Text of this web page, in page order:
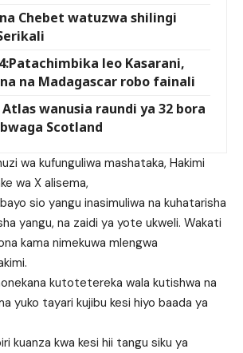
Chebet watuzwa shilingi
leo Kasarani,
na Madagascar robo fainali
wanusia raundi ya 32 bora
Scotland
wa kufunguliwa mashataka, Hakimi
wa X alisema,
sio yangu inasimuliwa na kuhatarisha
yangu, na zaidi ya yote ukweli. Wakati
kama nimekuwa mlengwa
kutotetereka wala kutishwa na
yuko tayari kujibu kesi hiyo baada ya
kuanza kwa kesi hii tangu siku ya